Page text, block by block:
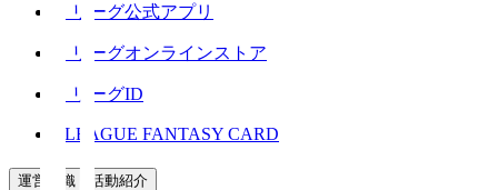
Ｊリーグ公式アプリ
Ｊリーグオンラインストア
ＪリーグID
J.LEAGUE FANTASY CARD
運営組織・活動紹介